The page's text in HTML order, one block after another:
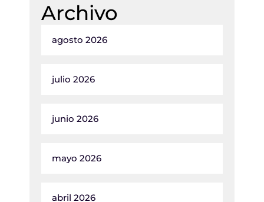
Archivo
agosto 2026
julio 2026
junio 2026
mayo 2026
abril 2026